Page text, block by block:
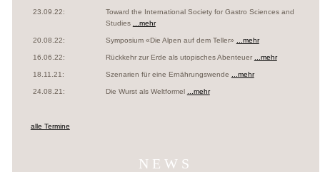
23.09.22:
Toward the International Society for Gastro Sciences and
Studies ...mehr
20.08.22: Symposium «Die Alpen auf dem Teller» ...mehr
16.06.22: Rückkehr zur Erde als utopisches Abenteuer ...mehr
18.11.21: Szenarien für eine Ernährungswende ...mehr
24.08.21: Die Wurst als Weltformel ...mehr
alle Termine
NEWS